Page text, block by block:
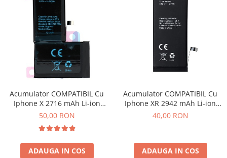
Acumulator COMPATIBIL Cu
Iphone X 2716 mAh Li-ion
Polymer Bulk
50,00 RON
ADAUGA IN COS
Acumulator COMPATIBIL Cu
Iphone XR 2942 mAh Li-ion
Polymer Bulk
40,00 RON
ADAUGA IN COS